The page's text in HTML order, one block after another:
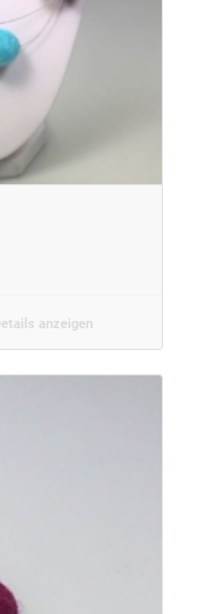
anzeigen